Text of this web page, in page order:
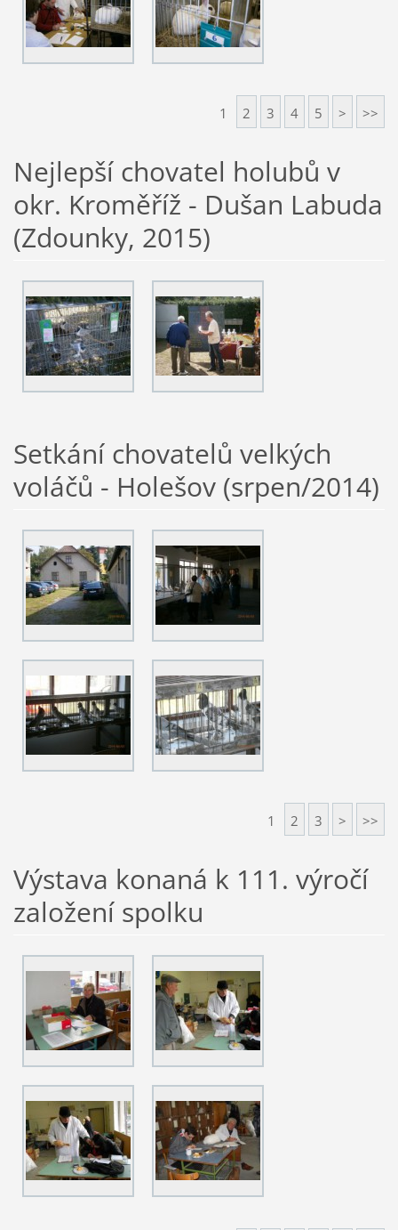
1 2 3 4 5 > >>
Nejlepší chovatel holubů v
okr. Kroměříž - Dušan Labuda
(Zdounky, 2015)
Setkání chovatelů velkých
voláčů - Holešov (srpen/2014)
1 2 3 > >>
Výstava konaná k 111. výročí
založení spolku